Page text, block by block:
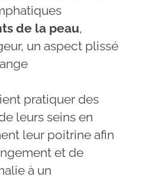
de la peau,
un aspect plissé
pratiquer des
leurs seins en
leur poitrine afin
et de
à un